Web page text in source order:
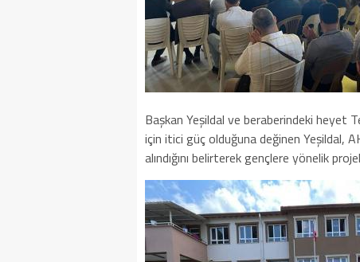
Başkan Yeşildal ve beraberindeki heyet
için itici güç olduğuna değinen Yeşildal,
alındığını belirterek gençlere yönelik